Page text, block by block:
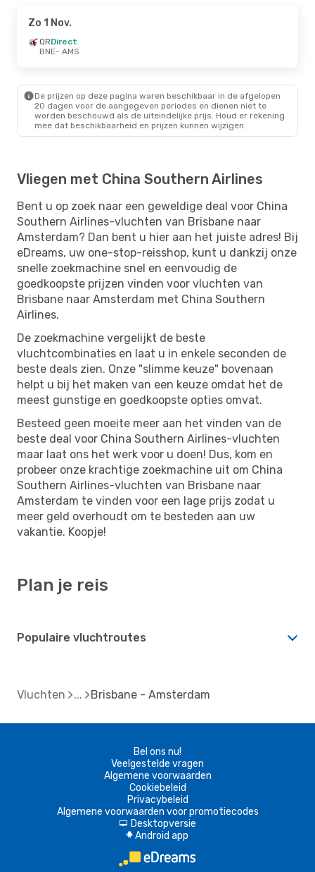
Zo 1 Nov.
QRDirect
BNE- AMS
De prijzen op deze pagina waren beschikbaar in de afgelopen
20 dagen voor de aangegeven periodes en dienen niet te
worden beschouwd als de uiteindelijke prijs. Houd er rekening
mee dat beschikbaarheid en prijzen kunnen wijzigen.
Vliegen met China Southern Airlines
Bent u op zoek naar een geweldige deal voor China
Southern Airlines-vluchten van Brisbane naar
Amsterdam? Dan bent u hier aan het juiste adres! Bij
eDreams, uw one-stop-reisshop, kunt u dankzij onze
snelle zoekmachine snel en eenvoudig de
goedkoopste prijzen vinden voor vluchten van
Brisbane naar Amsterdam met China Southern
Airlines.
De zoekmachine vergelijkt de beste
vluchtcombinaties en laat u in enkele seconden de
beste deals zien. Onze "slimme keuze" bovenaan
helpt u bij het maken van een keuze omdat het de
meest gunstige en goedkoopste opties omvat.
Besteed geen moeite meer aan het vinden van de
beste deal voor China Southern Airlines-vluchten
maar laat ons het werk voor u doen! Dus, kom en
probeer onze krachtige zoekmachine uit om China
Southern Airlines-vluchten van Brisbane naar
Amsterdam te vinden voor een lage prijs zodat u
meer geld overhoudt om te besteden aan uw
vakantie. Koopje!
Plan je reis
Populaire vluchtroutes
Vluchten Brisbane - Amsterdam
Bel ons nu!
Veelgestelde vragen
Algemene voorwaarden
Cookiebeleid
Privacybeleid
Algemene voorwaarden voor promotiecodes
d Desktopversie
A Android app